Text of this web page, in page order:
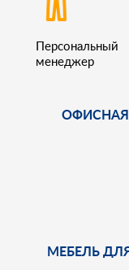
Персональный
менеджер
МЕБЕЛЬ